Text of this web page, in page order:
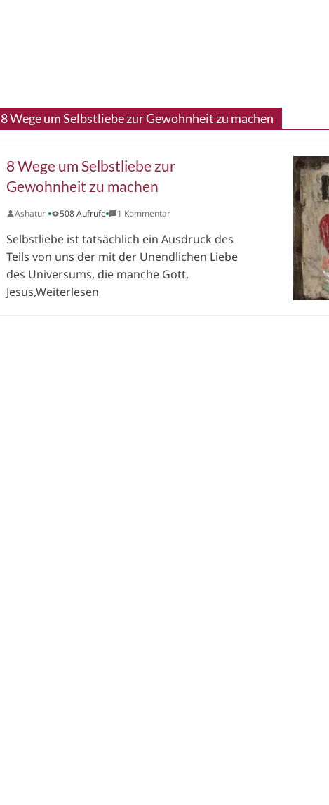
8 Wege um Selbstliebe zur Gewohnheit zu machen
8 Wege um Selbstliebe zur
Gewohnheit zu machen
Ashatur 508 Aufrufe 1 Kommentar
Selbstliebe ist tatsächlich ein Ausdruck des
Teils von uns der mit der Unendlichen Liebe
des Universums, die manche Gott,
Jesus,Weiterlesen